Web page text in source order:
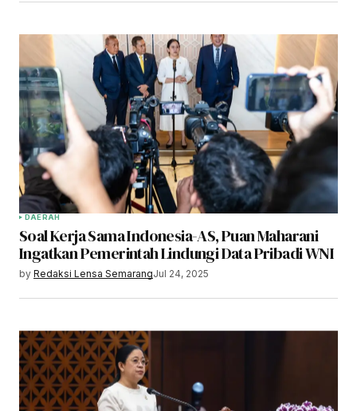
DAERAH
Soal Kerja Sama Indonesia-AS, Puan Maharani
Ingatkan Pemerintah Lindungi Data Pribadi WNI
by Redaksi Lensa SemarangJul 24, 2025